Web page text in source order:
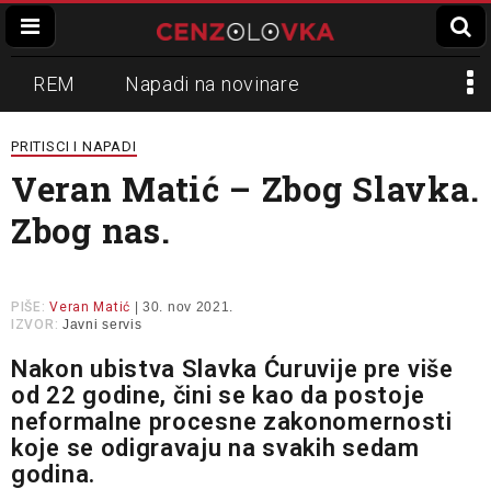
REM Napadi na novinare
Zvučni top
Propaganda Lokalni mediji
Informer Slavko Ćuruvija
PRITISCI I NAPADI
Veran Matić – Zbog Slavka.
Zbog nas.
PIŠE: Veran Matić | 30. nov 2021.
IZVOR: Javni servis
Nakon ubistva Slavka Ćuruvije pre više
od 22 godine, čini se kao da postoje
neformalne procesne zakonomernosti
koje se odigravaju na svakih sedam
godina.